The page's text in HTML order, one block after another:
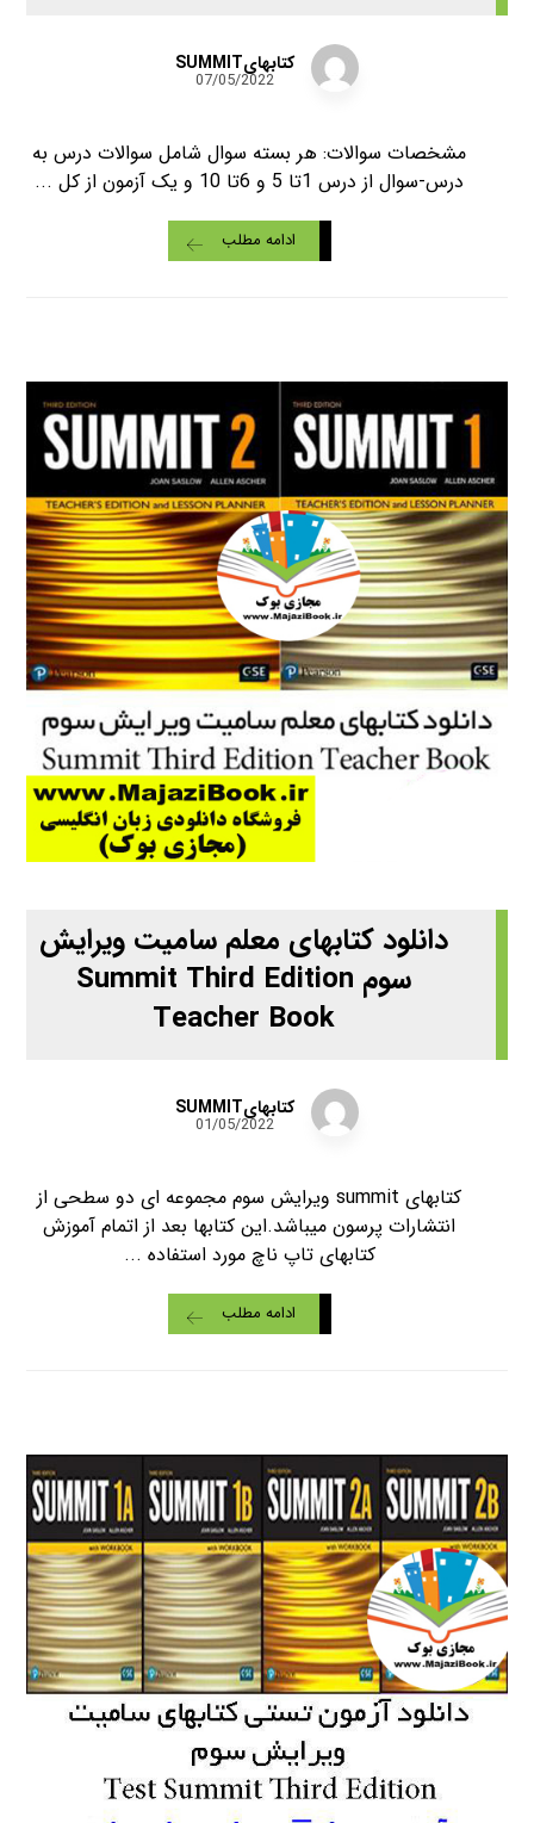
کتابهایSUMMIT
07/05/2022
مشخصات سوالات: هر بسته سوال شامل سوالات درس به
درس-سوال از درس 1تا 5 و 6تا 10 و یک آزمون از کل ...
ادامه مطلب
دانلود کتابهای معلم سامیت ویرایش
سوم Summit Third Edition
Teacher Book
کتابهایSUMMIT
01/05/2022
کتابهای summit ویرایش سوم مجموعه ای دو سطحی از
انتشارات پرسون میباشد.این کتابها بعد از اتمام آموزش
کتابهای تاپ ناچ مورد استفاده ...
ادامه مطلب